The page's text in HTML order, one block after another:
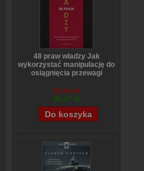
48 praw władzy Jak
wykorzystać manipulację do
osiągnięcia przewagi
59,84 zł
48,07 zł